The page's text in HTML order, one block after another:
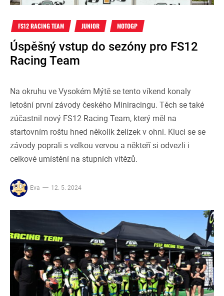
FS12 RACING TEAM JUNIOR MOTOGP
Úspěšný vstup do sezóny pro FS12
Racing Team
Na okruhu ve Vysokém Mýtě se tento víkend konaly
letošní první závody českého Miniracingu. Těch se také
zúčastnil nový FS12 Racing Team, který měl na
startovním roštu hned několik želízek v ohni. Kluci se se
závody poprali s velkou vervou a někteří si odvezli i
celkové umístění na stupních vítězů.
Eva 12. 5. 2024